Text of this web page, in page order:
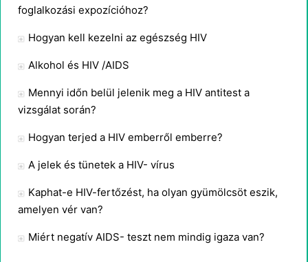
foglalkozási expozícióhoz?
Hogyan kell kezelni az egészség HIV
Alkohol és HIV /AIDS
Mennyi időn belül jelenik meg a HIV antitest a
vizsgálat során?
Hogyan terjed a HIV emberről emberre?
A jelek és tünetek a HIV- vírus
Kaphat-e HIV-fertőzést, ha olyan gyümölcsöt eszik,
amelyen vér van?
Miért negatív AIDS- teszt nem mindig igaza van?